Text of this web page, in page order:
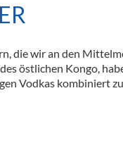
die wir an den
östlichen Kongo,
Vodkas kombiniert